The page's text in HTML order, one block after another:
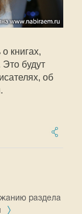
книгах,
будут
об
раздела